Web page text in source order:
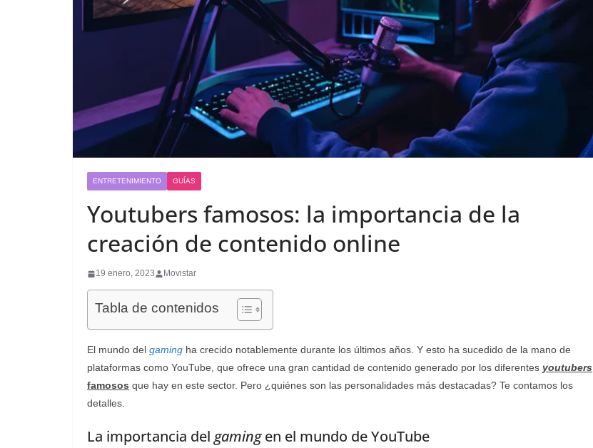
ENTRETENIMIENTO GUÍAS
Youtubers famosos: la importancia de la
creación de contenido online
19 enero, 2023 Movistar
Tabla de contenidos
El mundo del gaming ha crecido notablemente durante los últimos años. Y esto ha sucedido de la mano de
plataformas como YouTube, que ofrece una gran cantidad de contenido generado por los diferentes youtubers
famosos que hay en este sector. Pero ¿quiénes son las personalidades más destacadas? Te contamos los
detalles.
La importancia del gamingen el mundo de YouTube